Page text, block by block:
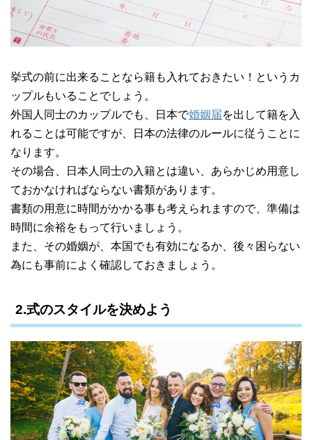
挙式の前に出来ることなら籍も入れておきたい！というカ
ップルもいることでしょう。
外国人同士のカップルでも、日本で婚姻届を出して籍を入
れることは可能ですが、日本の法律のルールに従うことに
なります。
その場合、日本人同士の入籍とは違い、あらかじめ用意し
ておかなければならない書類があります。
書類の用意に時間がかかる事も考えられますので、準備は
時間に余裕をもって行いましょう。
また、その婚姻が、本国でも有効になるか、後々困らない
為にも事前によく確認しておきましょう。
2.式のスタイルを決めよう